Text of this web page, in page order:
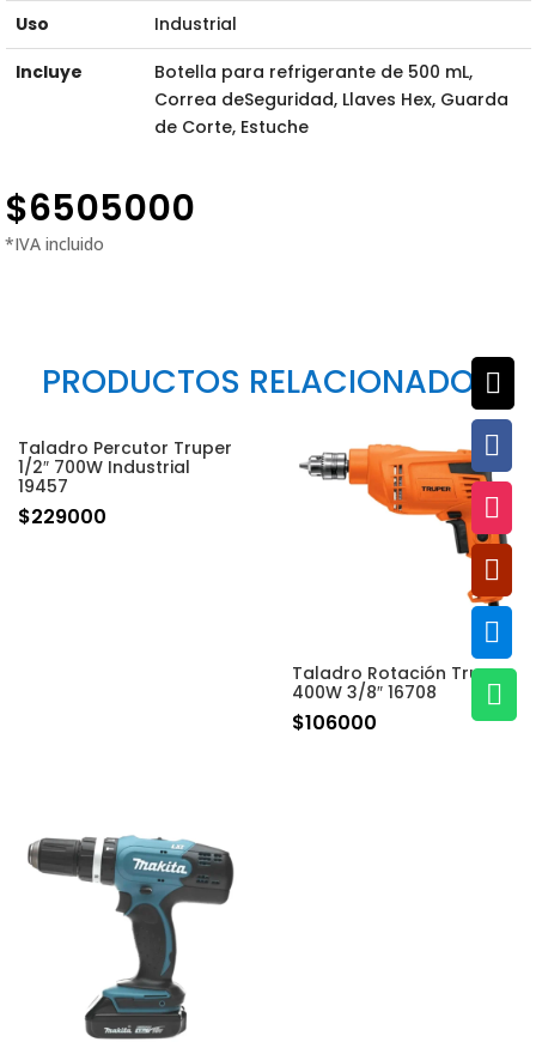






Uso
Industrial
Incluye
Botella para refrigerante de 500 mL,
Correa deSeguridad, Llaves Hex, Guarda
de Corte, Estuche
$6505000
PRODUCTOS RELACIONADOS
Taladro Percutor Truper
1/2″ 700W Industrial
19457
$229000
Taladro Rotación Truper
400W 3/8″ 16708
$106000